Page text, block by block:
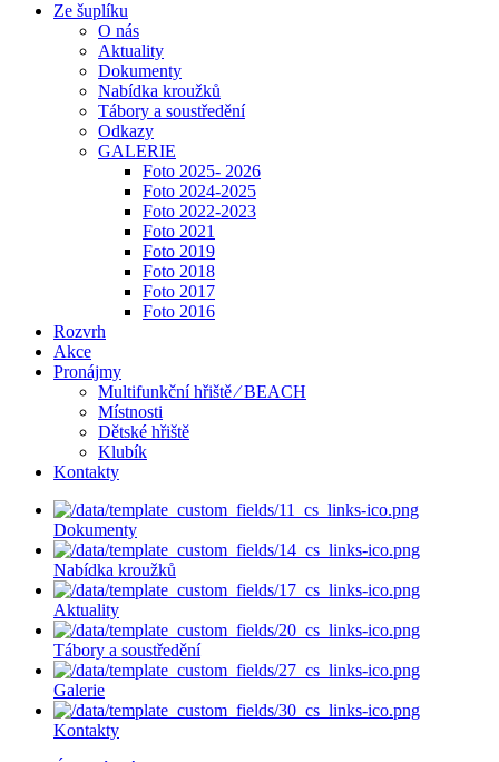
Ze šuplíku
O nás
Aktuality
Dokumenty
Nabídka kroužků
Tábory a soustředění
Odkazy
GALERIE
Foto 2025- 2026
Foto 2024-2025
Foto 2022-2023
Foto 2021
Foto 2019
Foto 2018
Foto 2017
Foto 2016
Rozvrh
Akce
Pronájmy
Multifunkční hřiště ⁄ BEACH
Místnosti
Dětské hřiště
Klubík
Kontakty
Dokumenty
Nabídka kroužků
Aktuality
Tábory a soustředění
Galerie
Kontakty